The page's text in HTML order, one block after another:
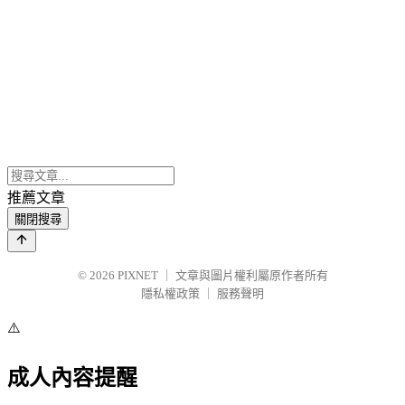
推薦文章
關閉搜尋
© 2026 PIXNET
文章與圖片權利屬原作者所有
隱私權政策
服務聲明
⚠️
成人內容提醒